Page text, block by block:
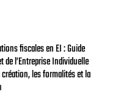
fiscales en EI : Guide
de l’Entreprise Individuelle
les formalités et la